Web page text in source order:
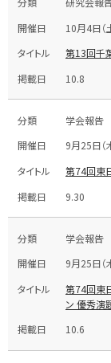
10月4日（
第13回千
10.8
学会報告
9月25日（
第74回東
9.30
学会報告
9月25日（
第74回東
ン 優秀演
10.6